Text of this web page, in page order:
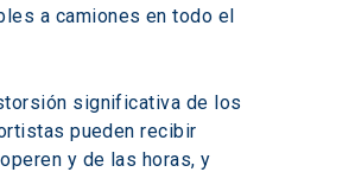
a camiones en todo el
significativa de los
pueden recibir
y de las horas, y